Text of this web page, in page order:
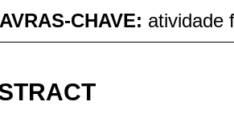
CHAVE: atividade